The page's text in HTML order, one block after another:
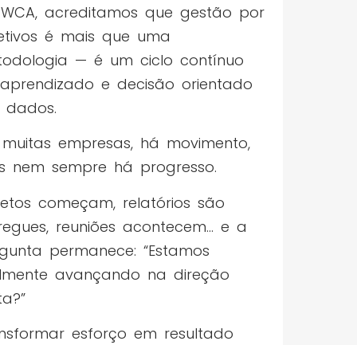
acreditamos que gestão por
é mais que uma
— é um ciclo contínuo
e decisão orientado
empresas, há movimento,
nem sempre há progresso.
começam, relatórios são
reuniões acontecem… e a
permanece: “Estamos
avançando na direção
esforço em resultado